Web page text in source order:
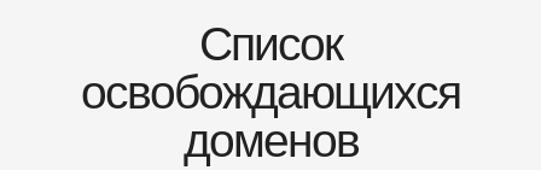
Список
освобождающихся
доменов